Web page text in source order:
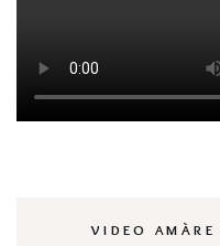
VIDEO AMÀRE